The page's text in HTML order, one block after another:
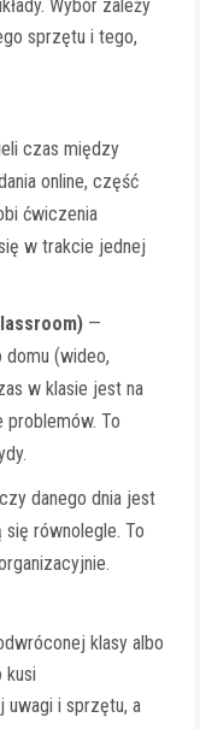
Wybór zależy
sprzętu i tego,
czas między
online, część
ćwiczenia
w trakcie jednej
—
domu (wideo,
w klasie jest na
problemów. To
danego dnia jest
równolegle. To
klasy albo
kusi
uwagi i sprzętu, a